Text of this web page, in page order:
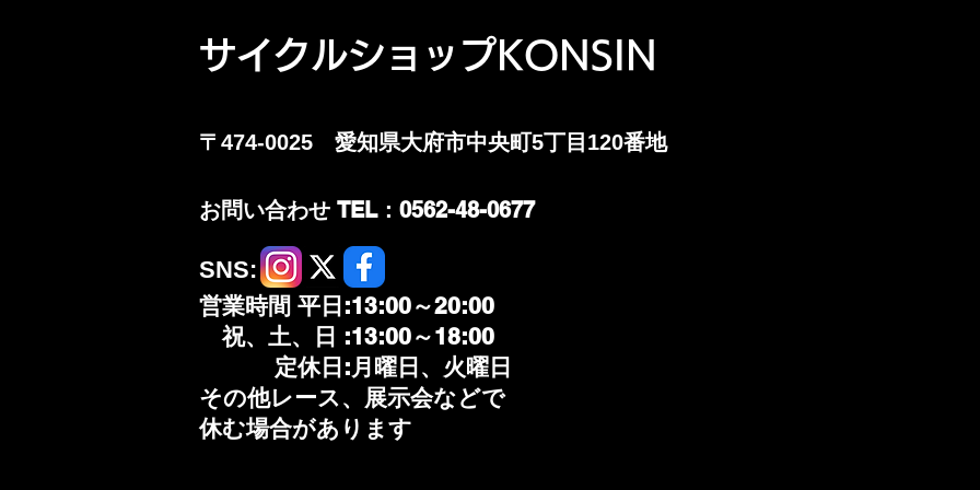
XTECH サマージャージパン
konsin mamagoチャンネル
​サイクルショップKONSIN
〒474-0025 愛知県大府市中央町5丁目120番地
​お問い合わせ TEL：0562-48-0677
営業時間 平日:13:00～20:00
祝、土、日 :13:00～18:00
定休日:月曜日、火曜日​
その他レース、展示会などで
休む場合があります
​SNS: